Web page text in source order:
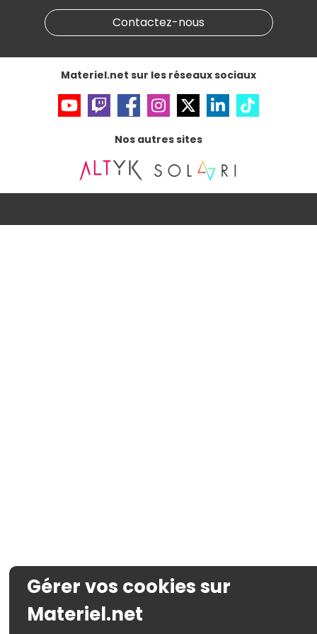
Informations légales
Données personnelles
Accessibilité : non conforme
Contactez-nous
Materiel.net sur les réseaux sociaux
Nos autres sites
Gérer vos cookies sur
Materiel.net